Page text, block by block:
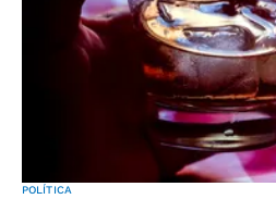
POLÍTICA